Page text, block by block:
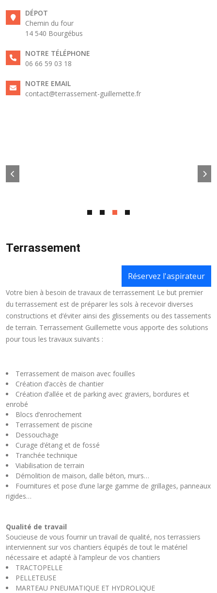
DÉPOT
Chemin du four
14 540 Bourgébus
NOTRE TÉLÉPHONE
06 66 59 03 18
NOTRE EMAIL
contact@terrassement-guillemette.fr
Terrassement
Réservez l'aspirateur
Votre bien à besoin de travaux de terrassement Le but premier
du terrassement est de préparer les sols à recevoir diverses
constructions et d’éviter ainsi des glissements ou des tassements
de terrain. Terrassement Guillemette vous apporte des solutions
pour tous les travaux suivants :
Terrassement de maison avec fouilles
Création d’accès de chantier
Création d’allée et de parking avec graviers, bordures et
enrobé
Blocs d’enrochement
Terrassement de piscine
Dessouchage
Curage d’étang et de fossé
Tranchée technique
Viabilisation de terrain
Démolition de maison, dalle béton, murs…
Fournitures et pose d’une large gamme de grillages, panneaux
rigides…
Qualité de travail
Soucieuse de vous fournir un travail de qualité, nos terrassiers
interviennent sur vos chantiers équipés de tout le matériel
nécessaire et adapté à l’ampleur de vos chantiers
TRACTOPELLE
PELLETEUSE
MARTEAU PNEUMATIQUE ET HYDROLIQUE